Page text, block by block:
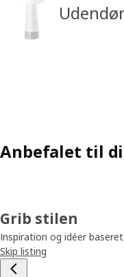
Anbefalet til
Grib stilen
Inspiration og idéer
Skip listing